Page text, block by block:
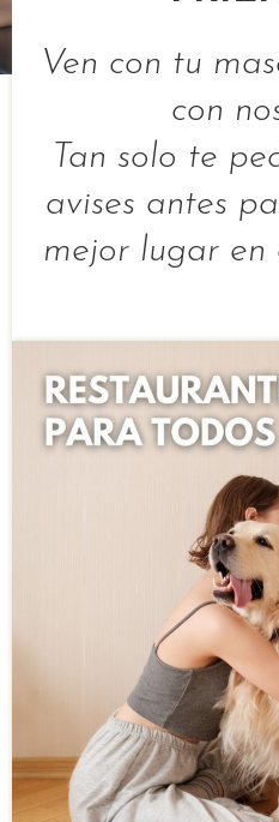
Ven con tu
con
Tan solo te
avises antes
mejor lugar en